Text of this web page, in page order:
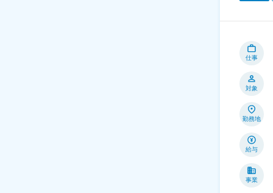
仕事
対象
勤務地
給与
事業